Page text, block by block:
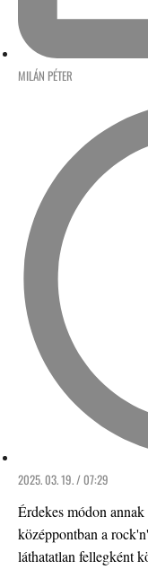
MILÁN PÉTER
2025. 03. 19. / 07:29
Érdekes módon
középpontban a
láthatatlan fellegként